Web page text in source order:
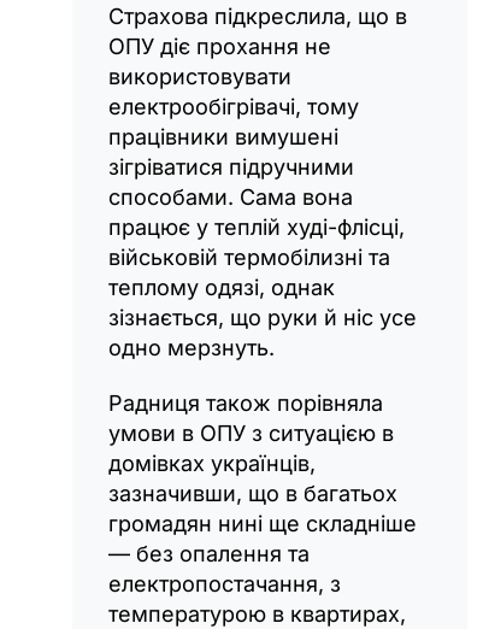
Страхова підкреслила, що в
ОПУ діє прохання не
використовувати
електрообігрівачі, тому
працівники вимушені
зігріватися підручними
способами. Сама вона
працює у теплій худі-флісці,
військовій термобілизні та
теплому одязі, однак
зізнається, що руки й ніс усе
одно мерзнуть.
Радниця також порівняла
умови в ОПУ з ситуацією в
домівках українців,
зазначивши, що в багатьох
громадян нині ще складніше
— без опалення та
електропостачання, з
температурою в квартирах,